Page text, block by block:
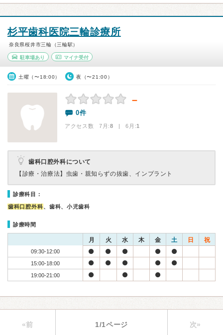
杉平歯科医院三輪診療所
奈良県桜井市三輪（三輪駅）
駐車場あり マイナ受付
土曜（〜18:00） 夜（〜21:00）
－
0件
アクセス数 7月:8 | 6月:1
歯科口腔外科について
【診療・治療法】 虫歯・親知らずの抜歯、インプラント
診療科目：
歯科口腔外科、歯科、小児歯科
診療時間
月 火 水 木 金 土 日 祝
09:30-12:00
15:00-18:00
19:00-21:00
«前 1/1ページ 次»